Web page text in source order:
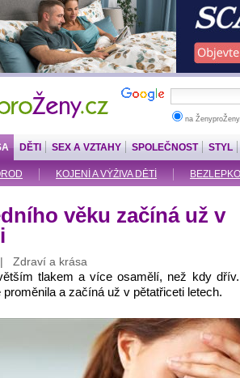
na
KOJENÍ A VÝŽIVA DĚTÍ
DĚTI SEX A VZTAHY SPOLEČNOST STYL
věku začíná už v
Zdraví a krása
tlakem a více osamělí, než kdy
a začíná už v pětatřiceti letech.